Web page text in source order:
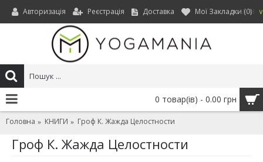
UAH ∨
Авторизація Реєстрація Доставка Мої Закладки (0)
0 товар(ів) - 0.00 грн
Головна КНИГИ Гроф К. Жажда Целостности
Гроф К. Жажда Целостности